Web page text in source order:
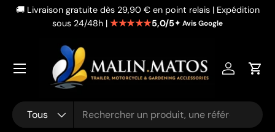
Aller au contenu
🚚 Livraison gratuite dès 29,90 € en point relais | Expédition
sous 24/48h | ★★★★★5,0/5✦ Avis Google
Recherche
Type de produit
Tous
Se